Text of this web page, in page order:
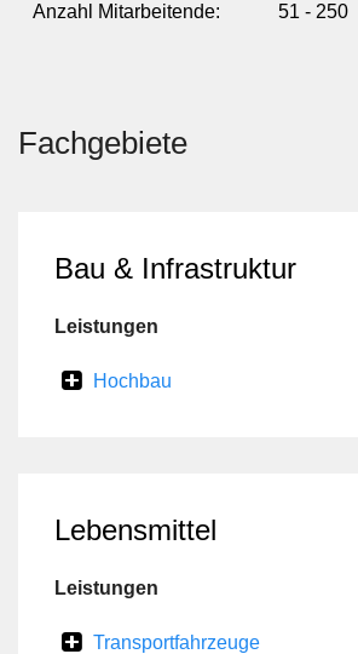
Anzahl Mitarbeitende: 51 - 250
Fachgebiete
Bau & Infrastruktur
Leistungen
Hochbau
Lebensmittel
Leistungen
Transportfahrzeuge